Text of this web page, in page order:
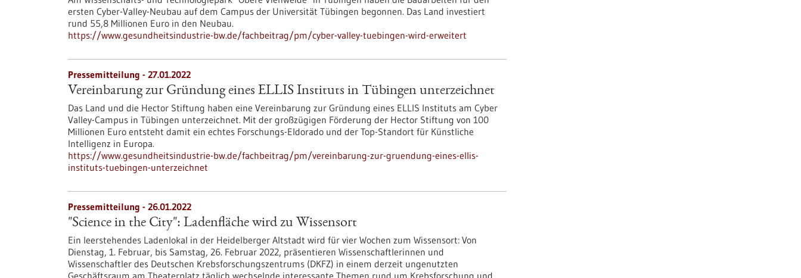
ersten Cyber-Valley-Neubau auf dem Campus der Universität Tübingen begonnen. Das Land investiert
rund 55,8 Millionen Euro in den Neubau.
https://www.gesundheitsindustrie-bw.de/fachbeitrag/pm/cyber-valley-tuebingen-wird-erweitert
Pressemitteilung - 27.01.2022
Vereinbarung zur Gründung eines ELLIS Instituts in Tübingen unterzeichnet
Das Land und die Hector Stiftung haben eine Vereinbarung zur Gründung eines ELLIS Instituts am Cyber
Valley-Campus in Tübingen unterzeichnet. Mit der großzügigen Förderung der Hector Stiftung von 100
Millionen Euro entsteht damit ein echtes Forschungs-Eldorado und der Top-Standort für Künstliche
Intelligenz in Europa.
https://www.gesundheitsindustrie-bw.de/fachbeitrag/pm/vereinbarung-zur-gruendung-eines-ellis-
instituts-tuebingen-unterzeichnet
Pressemitteilung - 26.01.2022
"Science in the City": Ladenfläche wird zu Wissensort
Ein leerstehendes Ladenlokal in der Heidelberger Altstadt wird für vier Wochen zum Wissensort: Von
Dienstag, 1. Februar, bis Samstag, 26. Februar 2022, präsentieren Wissenschaftlerinnen und
Wissenschaftler des Deutschen Krebsforschungszentrums (DKFZ) in einem derzeit ungenutzten
Geschäftsraum am Theaterplatz täglich wechselnde interessante Themen rund um Krebsforschung und